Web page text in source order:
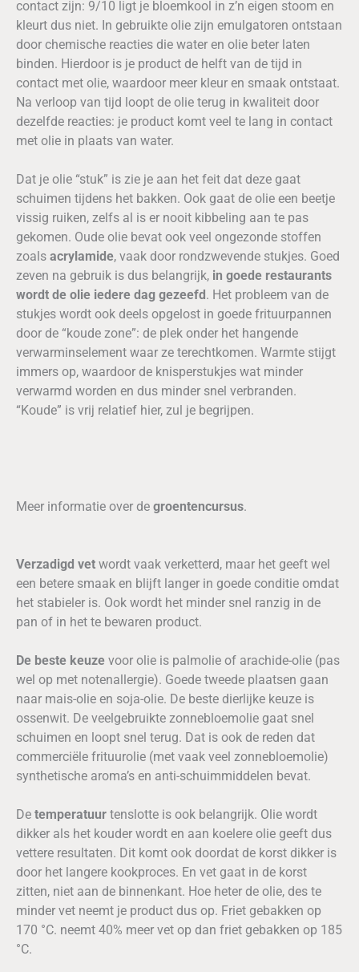
contact zijn: 9/10 ligt je bloemkool in z’n eigen stoom en
kleurt dus niet. In gebruikte olie zijn emulgatoren ontstaan
door chemische reacties die water en olie beter laten
binden. Hierdoor is je product de helft van de tijd in
contact met olie, waardoor meer kleur en smaak ontstaat.
Na verloop van tijd loopt de olie terug in kwaliteit door
dezelfde reacties: je product komt veel te lang in contact
met olie in plaats van water.
Dat je olie “stuk” is zie je aan het feit dat deze gaat
schuimen tijdens het bakken. Ook gaat de olie een beetje
vissig ruiken, zelfs al is er nooit kibbeling aan te pas
gekomen. Oude olie bevat ook veel ongezonde stoffen
zoals acrylamide, vaak door rondzwevende stukjes. Goed
zeven na gebruik is dus belangrijk, in goede restaurants
wordt de olie iedere dag gezeefd. Het probleem van de
stukjes wordt ook deels opgelost in goede frituurpannen
door de “koude zone”: de plek onder het hangende
verwarminselement waar ze terechtkomen. Warmte stijgt
immers op, waardoor de knisperstukjes wat minder
verwarmd worden en dus minder snel verbranden.
“Koude” is vrij relatief hier, zul je begrijpen.
Meer informatie over de groentencursus.
Verzadigd vet wordt vaak verketterd, maar het geeft wel
een betere smaak en blijft langer in goede conditie omdat
het stabieler is. Ook wordt het minder snel ranzig in de
pan of in het te bewaren product.
De beste keuze voor olie is palmolie of arachide-olie (pas
wel op met notenallergie). Goede tweede plaatsen gaan
naar mais-olie en soja-olie. De beste dierlijke keuze is
ossenwit. De veelgebruikte zonnebloemolie gaat snel
schuimen en loopt snel terug. Dat is ook de reden dat
commerciële frituurolie (met vaak veel zonnebloemolie)
synthetische aroma’s en anti-schuimmiddelen bevat.
De temperatuur tenslotte is ook belangrijk. Olie wordt
dikker als het kouder wordt en aan koelere olie geeft dus
vettere resultaten. Dit komt ook doordat de korst dikker is
door het langere kookproces. En vet gaat in de korst
zitten, niet aan de binnenkant. Hoe heter de olie, des te
minder vet neemt je product dus op. Friet gebakken op
170 °C. neemt 40% meer vet op dan friet gebakken op 185
°C.